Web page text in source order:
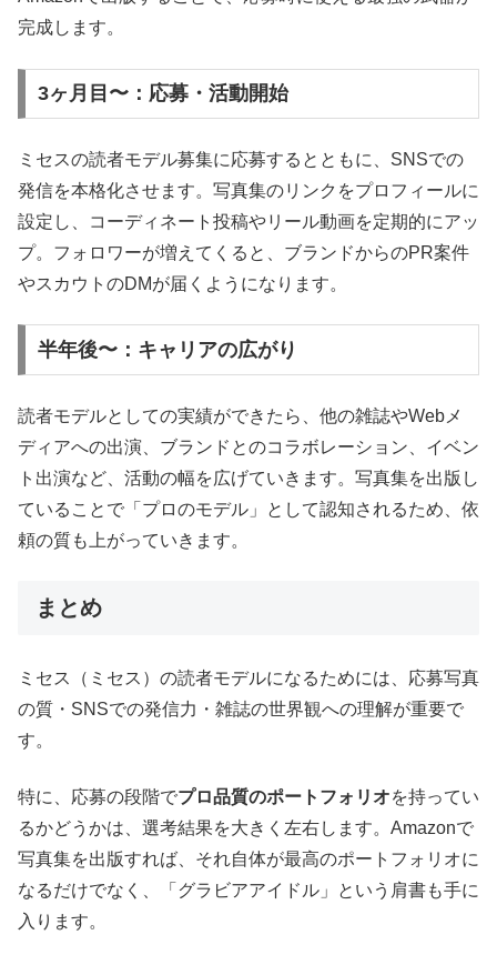
完成します。
3ヶ月目〜：応募・活動開始
ミセスの読者モデル募集に応募するとともに、SNSでの
発信を本格化させます。写真集のリンクをプロフィールに
設定し、コーディネート投稿やリール動画を定期的にアッ
プ。フォロワーが増えてくると、ブランドからのPR案件
やスカウトのDMが届くようになります。
半年後〜：キャリアの広がり
読者モデルとしての実績ができたら、他の雑誌やWebメ
ディアへの出演、ブランドとのコラボレーション、イベン
ト出演など、活動の幅を広げていきます。写真集を出版し
ていることで「プロのモデル」として認知されるため、依
頼の質も上がっていきます。
まとめ
ミセス（ミセス）の読者モデルになるためには、応募写真
の質・SNSでの発信力・雑誌の世界観への理解が重要で
す。
特に、応募の段階でプロ品質のポートフォリオを持ってい
るかどうかは、選考結果を大きく左右します。Amazonで
写真集を出版すれば、それ自体が最高のポートフォリオに
なるだけでなく、「グラビアアイドル」という肩書も手に
入ります。